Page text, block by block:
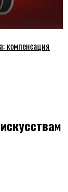
компенсация